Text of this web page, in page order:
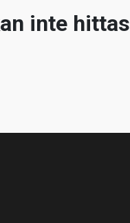
inte hittas